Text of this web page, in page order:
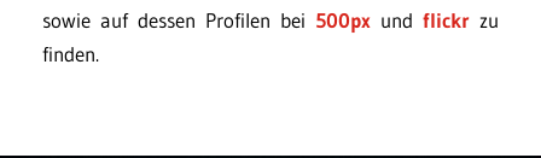
sowie auf dessen Profilen bei 500px und flickr zu
finden.